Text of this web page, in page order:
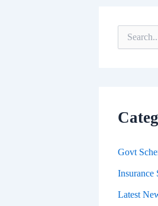
o
Govt
Insurance
Latest